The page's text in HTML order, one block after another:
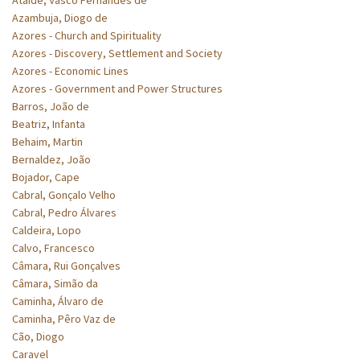
Azambuja, Diogo de
Azores - Church and Spirituality
Azores - Discovery, Settlement and Society
Azores - Economic Lines
Azores - Government and Power Structures
Barros, João de
Beatriz, Infanta
Behaim, Martin
Bernaldez, João
Bojador, Cape
Cabral, Gonçalo Velho
Cabral, Pedro Álvares
Caldeira, Lopo
Calvo, Francesco
Câmara, Rui Gonçalves
Câmara, Simão da
Caminha, Álvaro de
Caminha, Pêro Vaz de
Cão, Diogo
Caravel